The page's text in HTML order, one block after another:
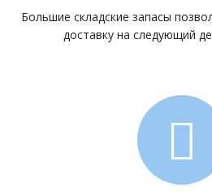
Большие складские запасы
доставку на следующий